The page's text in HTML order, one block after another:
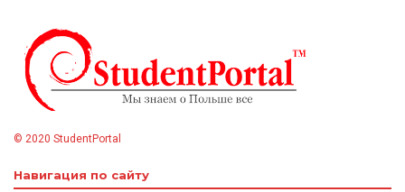
© 2020 StudentPortal
Навигация по сайту